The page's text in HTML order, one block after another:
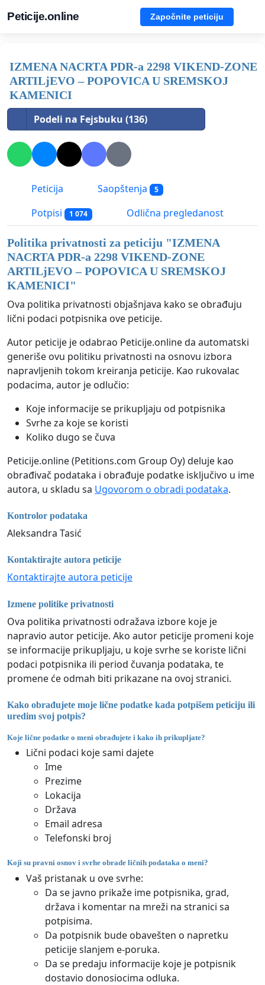
Peticije.online Započnite peticiju
IZMENA NACRTA PDR-a 2298 VIKEND-ZONE
ARTILjEVO – POPOVICA U SREMSKOJ
KAMENICI
Podeli na Fejsbuku (136)
Peticija Saopštenja 5
Potpisi 1 074 Odlična pregledanost
Politika privatnosti za peticiju "IZMENA
NACRTA PDR-a 2298 VIKEND-ZONE
ARTILjEVO – POPOVICA U SREMSKOJ
KAMENICI"
Ova politika privatnosti objašnjava kako se obrađuju
lični podaci potpisnika ove peticije.
Autor peticije je odabrao Peticije.online da automatski
generiše ovu politiku privatnosti na osnovu izbora
napravljenih tokom kreiranja peticije. Kao rukovalac
podacima, autor je odlučio:
Koje informacije se prikupljaju od potpisnika
Svrhe za koje se koristi
Koliko dugo se čuva
Peticije.online (Petitions.com Group Oy) deluje kao
obrađivač podataka i obrađuje podatke isključivo u ime
autora, u skladu sa Ugovorom o obradi podataka.
Kontrolor podataka
Aleksandra Tasić
Kontaktirajte autora peticije
Kontaktirajte autora peticije
Izmene politike privatnosti
Ova politika privatnosti odražava izbore koje je
napravio autor peticije. Ako autor peticije promeni koje
se informacije prikupljaju, u koje svrhe se koriste lični
podaci potpisnika ili period čuvanja podataka, te
promene će odmah biti prikazane na ovoj stranici.
Kako obrađujete moje lične podatke kada potpišem peticiju ili
uredim svoj potpis?
Koje lične podatke o meni obrađujete i kako ih prikupljate?
Lični podaci koje sami dajete
Ime
Prezime
Lokacija
Država
Email adresa
Telefonski broj
Koji su pravni osnov i svrhe obrade ličnih podataka o meni?
Vaš pristanak u ove svrhe:
Da se javno prikaže ime potpisnika, grad,
država i komentar na mreži na stranici sa
potpisima.
Da potpisnik bude obavešten o napretku
peticije slanjem e-poruka.
Da se predaju informacije koje je potpisnik
dostavio donosiocima odluka.